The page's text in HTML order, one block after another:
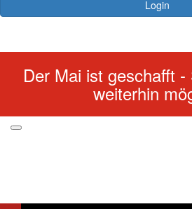
Login
Der Mai ist geschafft
weiterhin